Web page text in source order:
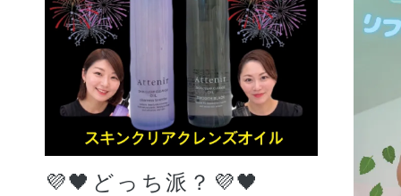
💜🖤どっち派？💜🖤